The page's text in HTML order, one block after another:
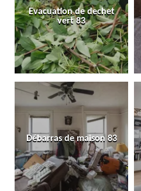
Evacuation de dechet
vert 83
Débarras de maison 83